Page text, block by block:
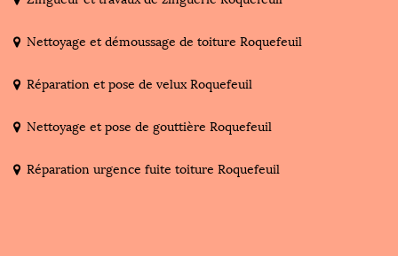
Nettoyage et démoussage de toiture Roquefeuil
Réparation et pose de velux Roquefeuil
Nettoyage et pose de gouttière Roquefeuil
Réparation urgence fuite toiture Roquefeuil